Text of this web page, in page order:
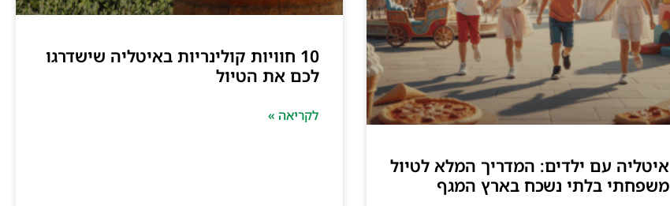
איטליה עם ילדים: המדריך המלא לטיול
משפחתי בלתי נשכח בארץ המגף
10 חוויות קולינריות באיטליה שישדרגו
לכם את הטיול
לקריאה »